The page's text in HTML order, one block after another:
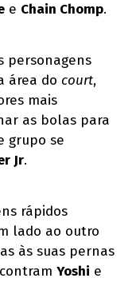
e Chain Chomp.
personagens
área do court,
mais
as bolas para
grupo se
Jr.
rápidos
lado ao outro
às suas pernas
Yoshi e